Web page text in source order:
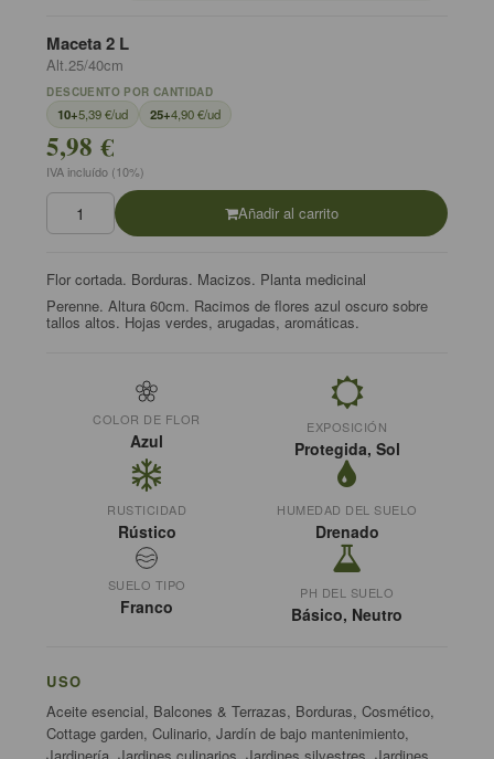
Maceta 2 L
Alt.25/40cm
DESCUENTO POR CANTIDAD
10+5,39 €/ud 25+4,90 €/ud
5,98 €
IVA incluído (10%)
Añadir al carrito
Flor cortada. Borduras. Macizos. Planta medicinal
Perenne. Altura 60cm. Racimos de flores azul oscuro sobre
tallos altos. Hojas verdes, arugadas, aromáticas.
COLOR DE FLOR
Azul
EXPOSICIÓN
Protegida, Sol
RUSTICIDAD
Rústico
HUMEDAD DEL SUELO
Drenado
SUELO TIPO
Franco
PH DEL SUELO
Básico, Neutro
USO
Aceite esencial, Balcones & Terrazas, Borduras, Cosmético,
Cottage garden, Culinario, Jardín de bajo mantenimiento,